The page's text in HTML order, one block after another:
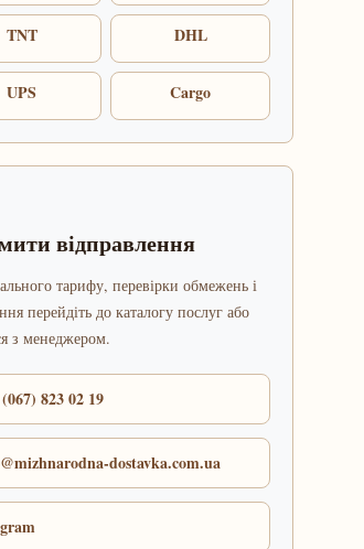
TNT DHL
UPS Cargo
відправлення
тарифу, перевірки обмежень і
перейдіть до каталогу послуг або
з менеджером.
823 02 19
dostavka.com.ua